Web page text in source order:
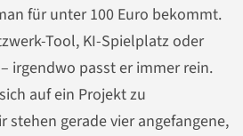
für unter 100 Euro bekommt.
Tool, KI-Spielplatz oder
irgendwo passt er immer rein.
auf ein Projekt zu
stehen gerade vier angefangene,